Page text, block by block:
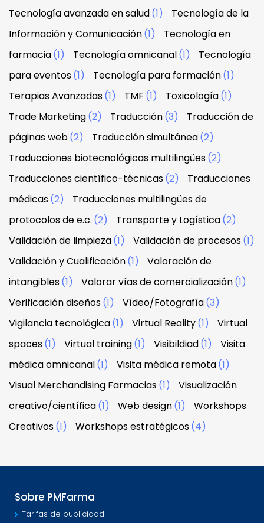
Tecnología avanzada en salud(1)
Tecnología de la
Información y Comunicación(1)
Tecnología en
farmacia(1) Tecnología omnicanal(1)
Tecnología
para eventos(1) Tecnología para formación(1)
Terapias Avanzadas(1) TMF (1) Toxicología(1)
Trade Marketing(2) Traducción(3)
Traducción de
páginas web(2) Traducción simultánea(2)
Traducciones biotecnológicas multilingües(2)
Traducciones científico-técnicas(2)
Traducciones
médicas(2)
Traducciones multilingües de
protocolos de e.c. (2) Transporte y Logística(2)
Validación de limpieza(1) Validación de procesos(1)
Validación y Cualificación(1)
Valoración de
intangibles(1) Valorar vías de comercialización(1)
Verificación diseños(1) Vídeo/Fotografía(3)
Vigilancia tecnológica(1) Virtual Reality(1)
Virtual
spaces(1) Virtual training(1) Visibildiad(1)
Visita
médica omnicanal(1) Visita médica remota(1)
Visual Merchandising Farmacias(1)
Visualización
creativo/científica(1) Web design(1)
Workshops
Creativos(1) Workshops estratégicos(4)
Sobre PMFarma
Tarifas de publicidad